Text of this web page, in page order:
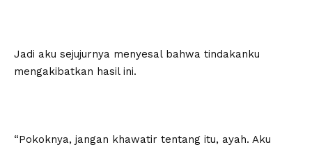
Jadi aku sejujurnya menyesal bahwa tindakanku
mengakibatkan hasil ini.
“Pokoknya, jangan khawatir tentang itu, ayah. Aku